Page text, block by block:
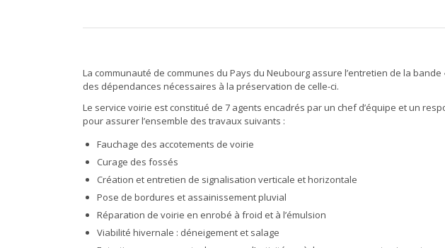
La communauté de communes du Pays du Neubourg assure l’entretien de la
des dépendances nécessaires à la préservation de celle-ci.
Le service voirie est constitué de 7 agents encadrés par un chef d’équipe et un
pour assurer l’ensemble des travaux suivants :
Fauchage des accotements de voirie
Curage des fossés
Création et entretien de signalisation verticale et horizontale
Pose de bordures et assainissement pluvial
Réparation de voirie en enrobé à froid et à l’émulsion
Viabilité hivernale : déneigement et salage